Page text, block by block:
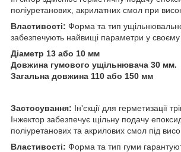
поліуретанових, акрилатних смол при
Властивості: Форма та тип
забезпечують найвищі параметри у своєму
Діаметр 13 або 10 мм
Довжина гумового ущільнювача 30 мм.
Загальна довжина 110 або 150 мм
Застосування: Ін'єкції для герметизації
Інжектор забезпечує щільну подачу
поліуретанових та акрилових смол під
Властивості: Форма та тип гуми